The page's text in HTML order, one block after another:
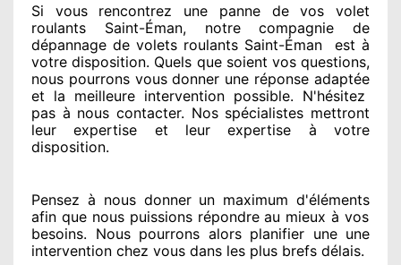
Si vous rencontrez une panne de vos volet
roulants Saint-Éman, notre compagnie de
dépannage de volets roulants Saint-Éman
est à
votre disposition. Quels que soient vos questions,
nous pourrons vous donner une réponse adaptée
et la meilleure intervention possible. N'hésitez
pas à nous contacter. Nos spécialistes mettront
leur expertise et leur expertise à votre
disposition.
Pensez à nous donnerun maximum d'éléments
afin que nous puissions répondre au mieux à vos
besoins. Nous pourrons alors planifier une une
intervention chez vous dans les plus brefs délais.